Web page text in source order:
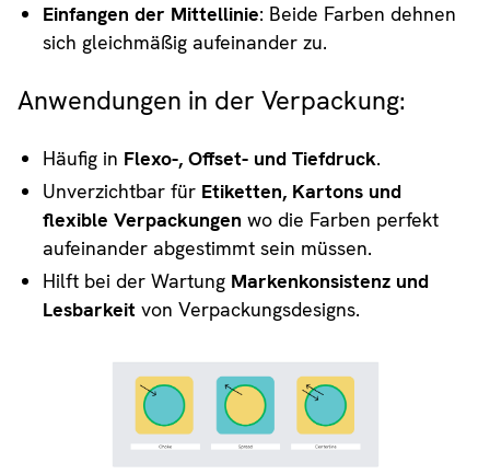
Einfangen der Mittellinie: Beide Farben dehnen
sich gleichmäßig aufeinander zu.
Anwendungen in der Verpackung:
Häufig in Flexo-, Offset- und Tiefdruck.
Unverzichtbar für Etiketten, Kartons und
flexible Verpackungen wo die Farben perfekt
aufeinander abgestimmt sein müssen.
Hilft bei der Wartung Markenkonsistenz und
Lesbarkeit von Verpackungsdesigns.